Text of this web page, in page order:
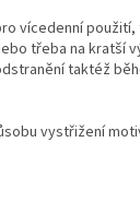
vícedenní použití,
třeba na kratší
taktéž
vystřižení